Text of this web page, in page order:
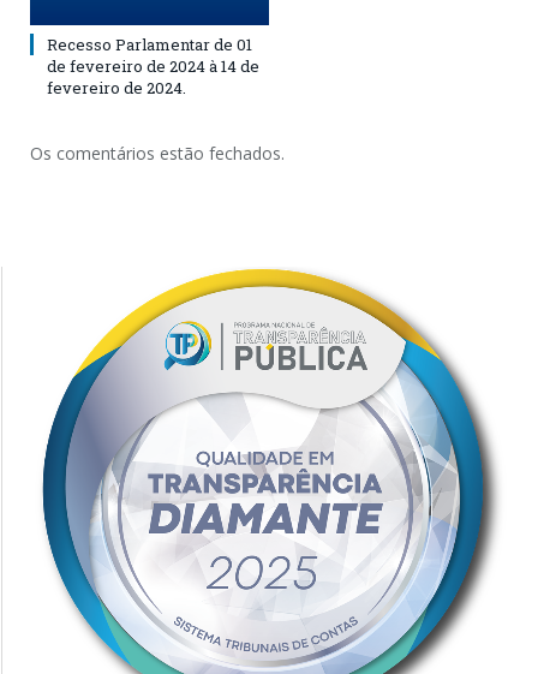
Recesso Parlamentar de 01
de fevereiro de 2024 à 14 de
fevereiro de 2024.
Os comentários estão fechados.